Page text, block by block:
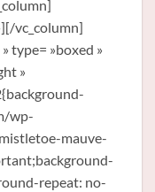
vc_column]
type= »boxed »
»
wp-
mauve-
repeat: no-